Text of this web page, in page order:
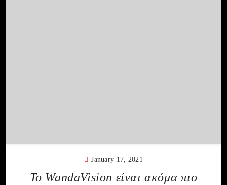
January 17, 2021
Το WandaVision είναι ακόμα πιο